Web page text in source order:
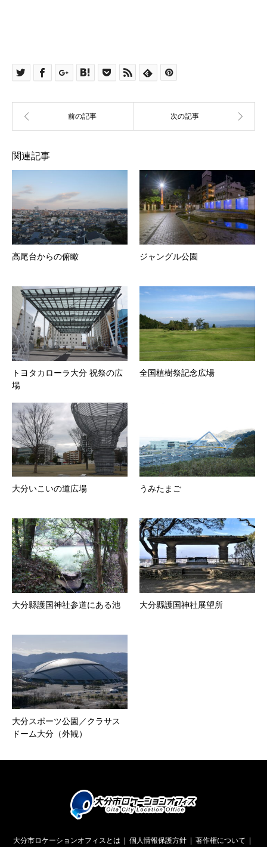
関連記事
高尾台からの俯瞰 ジャングル公園
トヨタカローラ大分 祝祭の広
場
全国植樹祭記念広場
大分いこいの道広場 うみたまご
大分縣護国神社参道にある池 大分縣護国神社展望所
大分スポーツ公園／クラサス
ドーム大分（外観）
大分市ロケーションオフィスとは 個人情報保護方針 著作権について